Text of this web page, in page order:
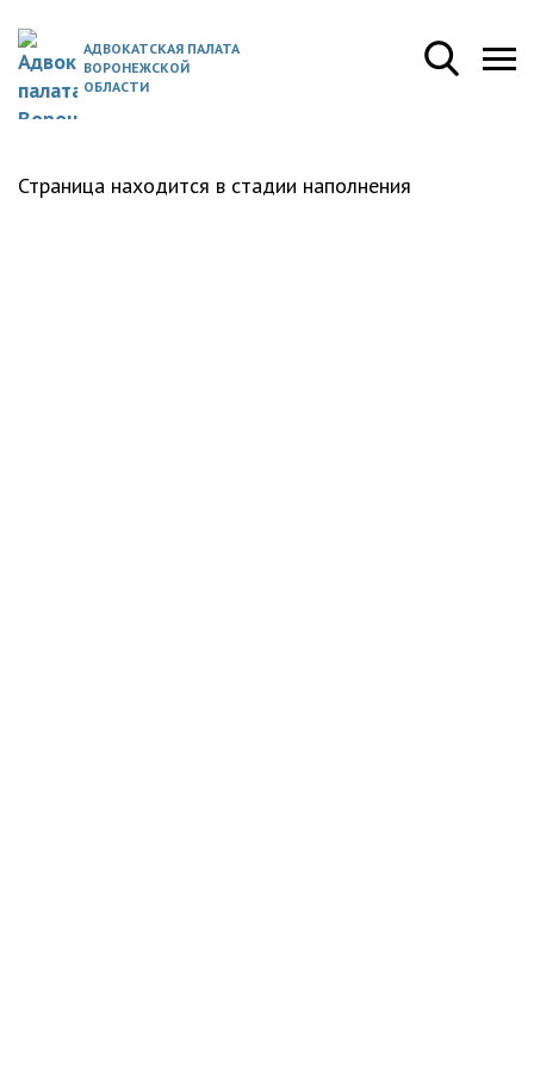
АДВОКАТСКАЯ ПАЛАТА
ВОРОНЕЖСКОЙ
ОБЛАСТИ
Страница находится в стадии наполнения